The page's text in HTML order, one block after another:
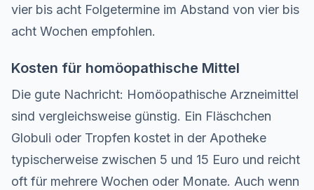
vier bis acht Folgetermine im Abstand von vier bis
acht Wochen empfohlen.
Kosten für homöopathische Mittel
Die gute Nachricht: Homöopathische Arzneimittel
sind vergleichsweise günstig. Ein Fläschchen
Globuli oder Tropfen kostet in der Apotheke
typischerweise zwischen 5 und 15 Euro und reicht
oft für mehrere Wochen oder Monate. Auch wenn